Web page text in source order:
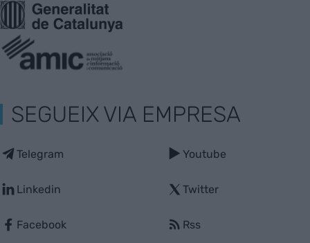
SEGUEIX VIA EMPRESA
Telegram
Linkedin
Facebook
Youtube
Twitter
Rss